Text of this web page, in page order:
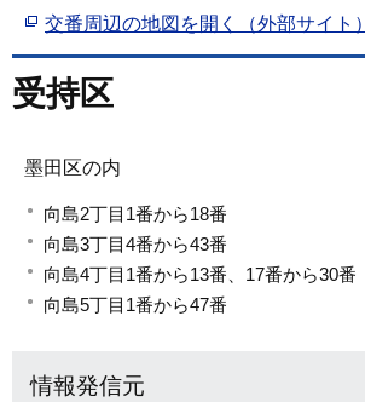
交番周辺の地図を開く（外部サイト）
受持区
墨田区の内
向島2丁目1番から18番
向島3丁目4番から43番
向島4丁目1番から13番、17番から30番
向島5丁目1番から47番
情報発信元